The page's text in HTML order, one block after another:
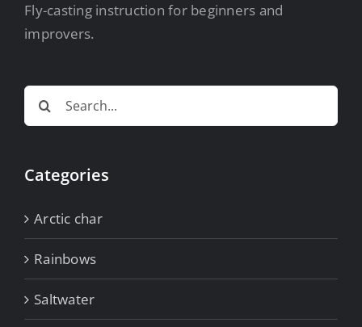
Fly-casting instruction for beginners and
improvers.
Search
for:
Categories
Arctic char
Rainbows
Saltwater